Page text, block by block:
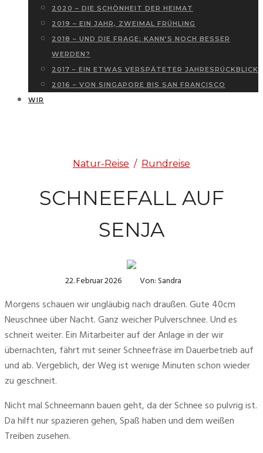
2020 – DIE SCHÖNHEIT DER HEIMAT
2019 – EIN JAHR, ZWEIMAL FRÜHLING
2018 – UND DIE FRAGE: KANN’S NOCH BESSER
WERDEN?
2017 – EIN ETWAS VERSPÄTETER JAHRESRÜCKBLICK
2016 – VON SINGAPORE BIS SAN FRANCISCO
WIR
Natur-Reise / Rundreise
SCHNEEFALL AUF
SENJA
22. Februar 2026 Von: Sandra
Morgens schauen wir ungläubig nach draußen. Gute 40cm
Neuschnee über Nacht. Ganz weicher Pulverschnee. Und es
schneit weiter. Ein Mitarbeiter auf der Anlage in der wir
übernachten, fährt mit seiner Schneefräse im Dauerbetrieb auf
und ab. Vergeblich, der Weg ist wenige Minuten schon wieder
zu geschneit.
Nicht mal Schneemann bauen geht, da der Schnee so pulvrig ist.
Da hilft nur spazieren gehen, Spaß haben und dem weißen
Treiben zusehen.